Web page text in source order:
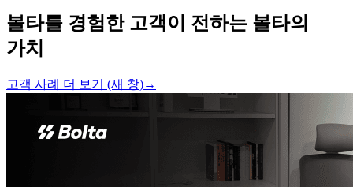
볼타를 경험한 고객이 전하는 볼타의
가치
고객 사례 더 보기 (새 창)→